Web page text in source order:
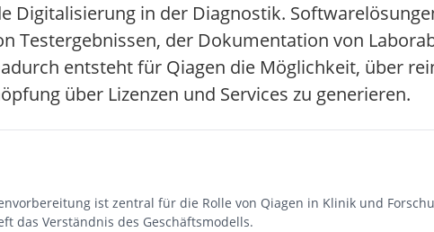
Digitalisierung in der Diagnostik.
Testergebnissen, der Dokumentation von
entsteht für Qiagen die Möglichkeit, über
über Lizenzen und Services zu generieren.
ist zentral für die Rolle von Qiagen in Klinik und
das Verständnis des Geschäftsmodells.